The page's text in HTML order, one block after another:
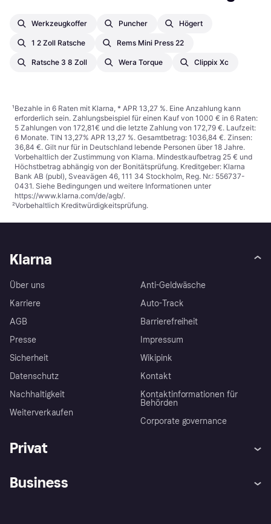
Werkzeugkoffer Puncher Högert
1 2 Zoll Ratsche Rems Mini Press 22
Ratsche 3 8 Zoll Wera Torque Clippix Xc
¹Bezahle in 6 Raten mit Klarna, * APR 13,27 %. Eine Anzahlung kann
erforderlich sein. Zahlungsbeispiel für einen Kauf von 1000 € in 6 Raten:
5 Zahlungen von 172,81€ und die letzte Zahlung von 172,79 €. Laufzeit:
6 Monate. TIN 13,27% APR 13,27 %. Gesamtbetrag: 1036,84 €. Zinsen:
36,84 €. Gilt nur für in Deutschland lebende Personen über 18 Jahre.
Vorbehaltlich der Zustimmung von Klarna. Mindestkaufbetrag 25 € und
Höchstbetrag abhängig von der Bonitätsprüfung. Kreditgeber: Klarna
Bank AB (publ), Sveavägen 46, 111 34 Stockholm, Reg. Nr.: 556737-
0431. Siehe Bedingungen und weitere Informationen unter
https://www.klarna.com/de/agb/.
²Vorbehaltlich Kreditwürdigkeitsprüfung.
Klarna
Über uns
Karriere
AGB
Presse
Sicherheit
Datenschutz
Nachhaltigkeit
Weiterverkaufen
Anti-Geldwäsche
Auto-Track
Barrierefreiheit
Impressum
Wikipink
Kontakt
Kontaktinformationen für
Behörden
Corporate governance
Privat
Business